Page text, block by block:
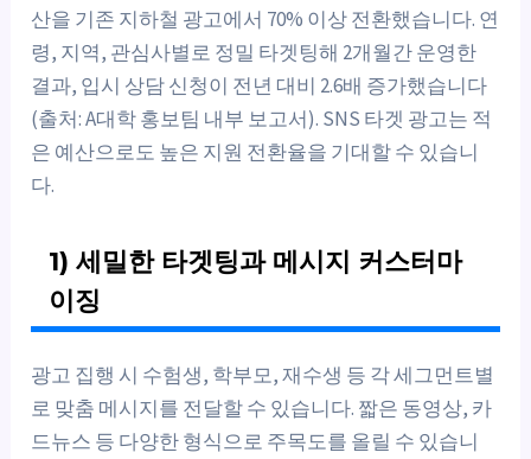
산을 기존 지하철 광고에서 70% 이상 전환했습니다. 연
령, 지역, 관심사별로 정밀 타겟팅해 2개월간 운영한
결과, 입시 상담 신청이 전년 대비 2.6배 증가했습니다
(출처: A대학 홍보팀 내부 보고서). SNS 타겟 광고는 적
은 예산으로도 높은 지원 전환율을 기대할 수 있습니
다.
1) 세밀한 타겟팅과 메시지 커스터마
이징
광고 집행 시 수험생, 학부모, 재수생 등 각 세그먼트별
로 맞춤 메시지를 전달할 수 있습니다. 짧은 동영상, 카
드뉴스 등 다양한 형식으로 주목도를 올릴 수 있습니